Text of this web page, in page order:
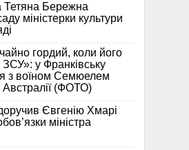
Тетяна Бережна
міністерки культури
гордий, коли його
у Франківську
з воїном Семюелем
Австралії (ФОТО)
Євгенію Хмарі
міністра